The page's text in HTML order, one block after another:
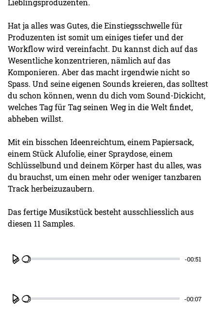
Lieblingsproduzenten.
Hat ja alles was Gutes, die Einstiegsschwelle für
Produzenten ist somit um einiges tiefer und der
Workflow wird vereinfacht. Du kannst dich auf das
Wesentliche konzentrieren, nämlich auf das
Komponieren. Aber das macht irgendwie nicht so
Spass. Und seine eigenen Sounds kreieren, das solltest
du schon können, wenn du dich vom Sound-Dickicht,
welches Tag für Tag seinen Weg in die Welt findet,
abheben willst.
Mit ein bisschen Ideenreichtum, einem Papiersack,
einem Stück Alufolie, einer Spraydose, einem
Schlüsselbund und deinem Körper hast du alles, was
du brauchst, um einen mehr oder weniger tanzbaren
Track herbeizuzaubern.
Das fertige Musikstück besteht ausschliesslich aus
diesen 11 Samples.
Play
-00:51
Play
-00:07